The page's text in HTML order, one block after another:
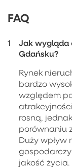
FAQ
Jak wygląda
Gdańsku?
Rynek
bardzo
względem
rosną,
porównaniu
Duży wpływ
jakość życia.